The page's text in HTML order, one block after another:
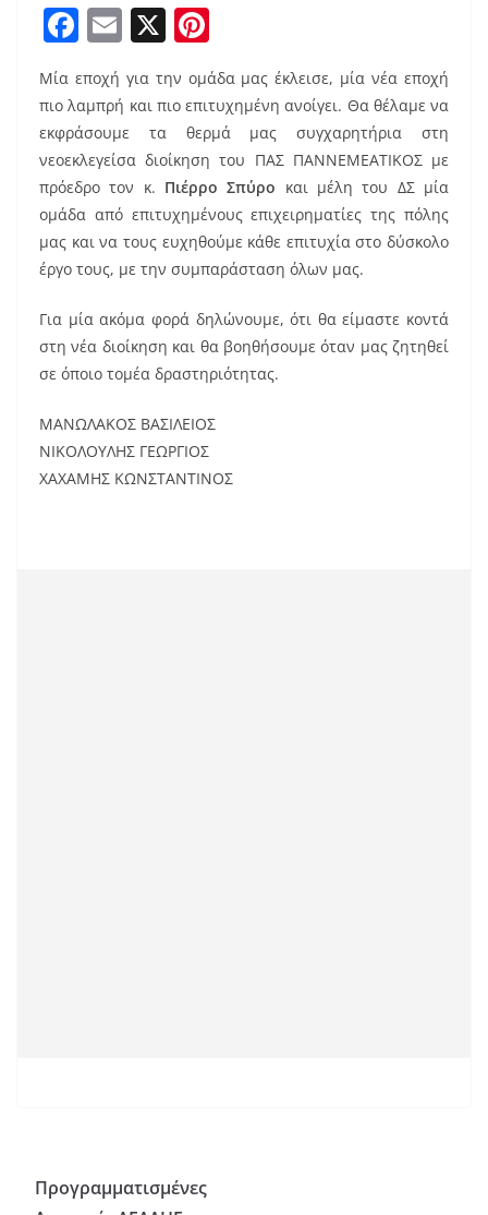
F
c
e
b
o
o
k
E
ai
l
X
nt
er
e
st
Μία εποχή για την ομάδα μας έκλεισε, μία νέα εποχή
πιο λαμπρή και πιο επιτυχημένη ανοίγει. Θα θέλαμε να
εκφράσουμε τα θερμά μας συγχαρητήρια στη
νεοεκλεγείσα διοίκηση του ΠΑΣ ΠΑΝΝΕΜΕΑΤΙΚΟΣ με
πρόεδρο τον κ. Πιέρρο Σπύρο και μέλη του ΔΣ μία
ομάδα από επιτυχημένους επιχειρηματίες της πόλης
μας και να τους ευχηθούμε κάθε επιτυχία στο δύσκολο
έργο τους, με την συμπαράσταση όλων μας.
Για μία ακόμα φορά δηλώνουμε, ότι θα είμαστε κοντά
στη νέα διοίκηση και θα βοηθήσουμε όταν μας ζητηθεί
σε όποιο τομέα δραστηριότητας.
ΜΑΝΩΛΑΚΟΣ ΒΑΣΙΛΕΙΟΣ
ΝΙΚΟΛΟΥΛΗΣ ΓΕΩΡΓΙΟΣ
ΧΑΧΑΜΗΣ ΚΩΝΣΤΑΝΤΙΝΟΣ
Προγραμματισμένες